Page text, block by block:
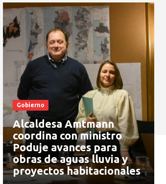
Gobierno
Alcaldesa Amtmann
coordina con ministro
Poduje avances para
obras de aguas lluvia y
proyectos habitacionales